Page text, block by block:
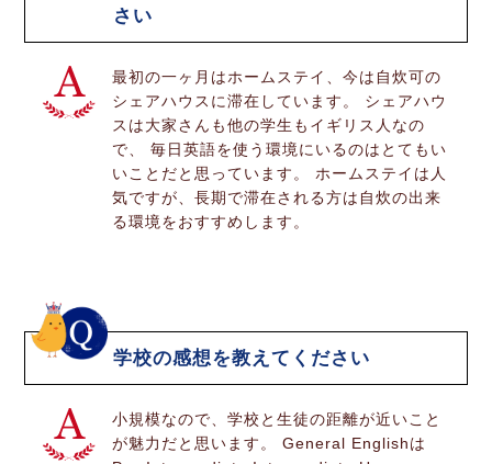
さい
最初の一ヶ月はホームステイ、今は自炊可の
シェアハウスに滞在しています。 シェアハウ
スは大家さんも他の学生もイギリス人なの
で、 毎日英語を使う環境にいるのはとてもい
いことだと思っています。 ホームステイは人
気ですが、長期で滞在される方は自炊の出来
る環境をおすすめします。
学校の感想を教えてください
小規模なので、学校と生徒の距離が近いこと
が魅力だと思います。 General Englishは